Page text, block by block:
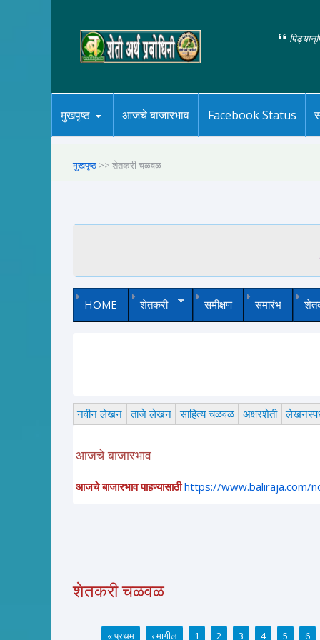
मुखपृष्ठ आजचे बाजारभाव Facebook Status
मुखपृष्ठ >> शेतकरी चळवळ
HOME शेतकरी समीक्षण समारंभ
नवीन लेखन ताजे लेखन साहित्य चळवळ अक्षरशेती
आजचे बाजारभाव
आजचे बाजारभाव पाहण्यासाठी https://www.baliraja.com/
शेतकरी चळवळ
« प्रथम ‹ मागील 1 2 3 4 5 6